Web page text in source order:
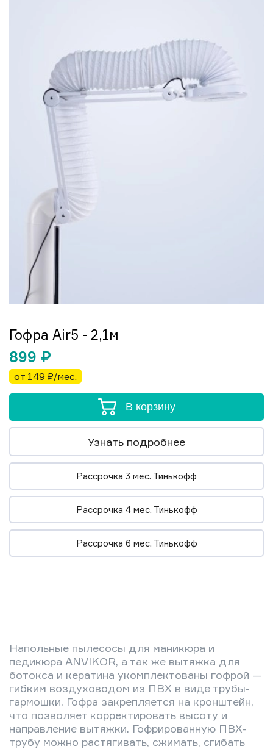
Гофра Air5 - 2,1м
899 ₽
от 149 ₽/мес.
В корзину
Узнать подробнее
Рассрочка 3 мес. Тинькофф
Рассрочка 4 мес. Тинькофф
Рассрочка 6 мес. Тинькофф
Напольные пылесосы для маникюра и
педикюра ANVIKOR, а так же вытяжка для
ботокса и кератина укомплектованы гофрой —
гибким воздуховодом из ПВХ в виде трубы-
гармошки. Гофра закрепляется на кронштейн,
что позволяет корректировать высоту и
направление вытяжки. Гофрированную ПВХ-
трубу можно растягивать, сжимать, сгибать